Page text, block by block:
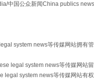
中国公众新闻China publics
system news等传媒网站拥有
legal system news等传媒网站
legal system news等传媒网站有